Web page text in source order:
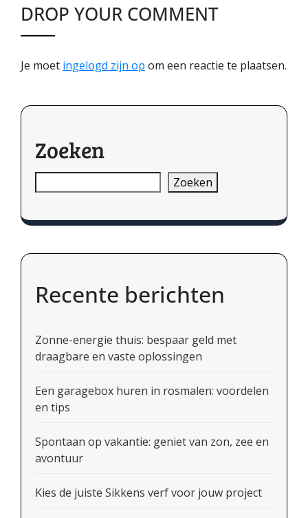
DROP YOUR COMMENT
Je moet ingelogd zijn op om een reactie te plaatsen.
Zoeken
Zoeken
Recente berichten
Zonne-energie thuis: bespaar geld met
draagbare en vaste oplossingen
Een garagebox huren in rosmalen: voordelen
en tips
Spontaan op vakantie: geniet van zon, zee en
avontuur
Kies de juiste Sikkens verf voor jouw project